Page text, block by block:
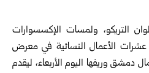
التريكو، ولمسات الإكسسوارات
عشرات الأعمال النسائية في معرض
دمشق وريفها اليوم الأربعاء، ليقدم